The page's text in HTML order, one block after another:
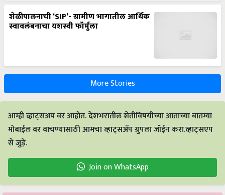
शेळीपालनाची ‘SIP’- ग्रामीण भागातील आर्थिक
स्वावलंबनाचा यशस्वी फॉर्मुला
More Stories
आम्ही व्हाट्सअप वर आहोत. देशभरातील शेतीविषयीच्या आताच्या बातम्या
मोबाईल वर वाचण्यासाठी आमचा व्हाट्सअँप ग्रुपला जॉईन करा.व्हाट्सएप
से जुड़ें.
Join on WhatsApp